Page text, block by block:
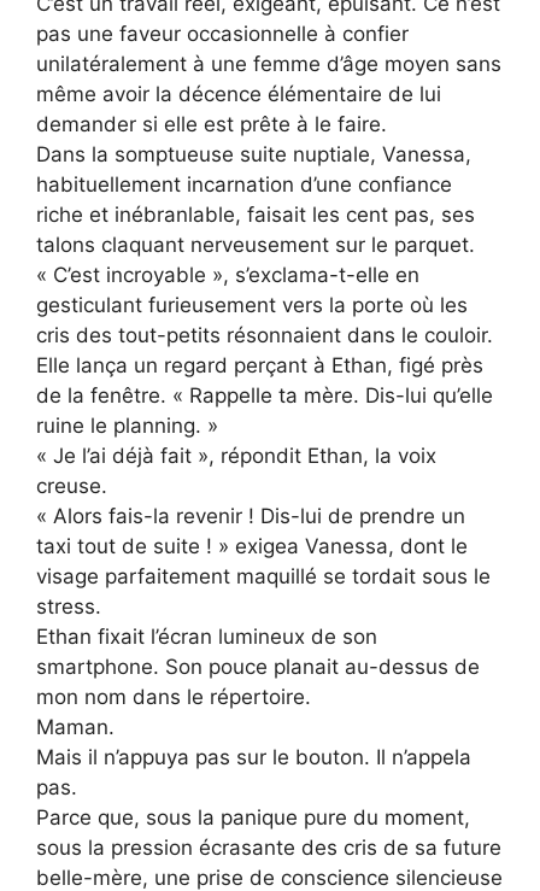
pas une faveur occasionnelle à confier
unilatéralement à une femme d’âge moyen sans
même avoir la décence élémentaire de lui
demander si elle est prête à le faire.
Dans la somptueuse suite nuptiale, Vanessa,
habituellement incarnation d’une confiance
riche et inébranlable, faisait les cent pas, ses
talons claquant nerveusement sur le parquet.
« C’est incroyable », s’exclama-t-elle en
gesticulant furieusement vers la porte où les
cris des tout-petits résonnaient dans le couloir.
Elle lança un regard perçant à Ethan, figé près
de la fenêtre. « Rappelle ta mère. Dis-lui qu’elle
ruine le planning. »
« Je l’ai déjà fait », répondit Ethan, la voix
creuse.
« Alors fais-la revenir ! Dis-lui de prendre un
taxi tout de suite ! » exigea Vanessa, dont le
visage parfaitement maquillé se tordait sous le
stress.
Ethan fixait l’écran lumineux de son
smartphone. Son pouce planait au-dessus de
mon nom dans le répertoire.
Maman.
Mais il n’appuya pas sur le bouton. Il n’appela
pas.
Parce que, sous la panique pure du moment,
sous la pression écrasante des cris de sa future
belle-mère, une prise de conscience silencieuse